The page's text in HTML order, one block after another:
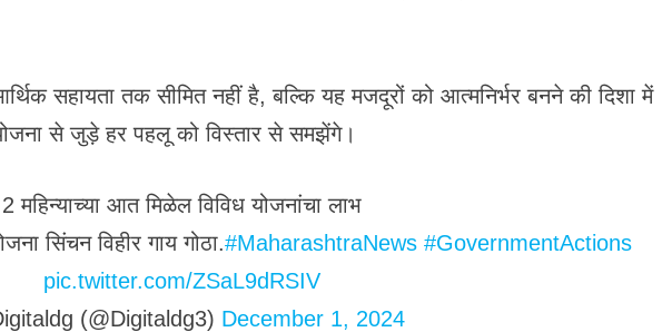
सहायता तक सीमित नहीं है, बल्कि यह मजदूरों को आत्मनिर्भर बनने की दिशा में
से जुड़े हर पहलू को विस्तार से समझेंगे।
2 महिन्याच्या आत मिळेल विविध योजनांचा लाभ
सिंचन विहीर गाय गोठा.#MaharashtraNews #GovernmentActions
pic.twitter.com/ZSaL9dRSIV
(@Digitaldg3) December 1, 2024